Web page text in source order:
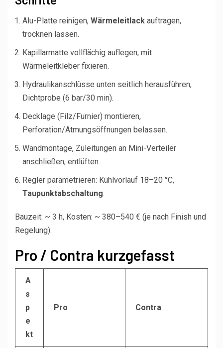
Alu-Platte reinigen, Wärmeleitlack auftragen,
trocknen lassen.
Kapillarmatte vollflächig auflegen, mit
Wärmeleitkleber fixieren.
Hydraulikanschlüsse unten seitlich herausführen,
Dichtprobe (6 bar/30 min).
Decklage (Filz/Furnier) montieren,
Perforation/Atmungsöffnungen belassen.
Wandmontage, Zuleitungen an Mini-Verteiler
anschließen, entlüften.
Regler parametrieren: Kühlvorlauf 18–20 °C,
Taupunktabschaltung.
Bauzeit: ~ 3 h, Kosten: ~ 380–540 € (je nach Finish und
Regelung).
Pro / Contra kurzgefasst
A
s
p
e
kt
Pro Contra